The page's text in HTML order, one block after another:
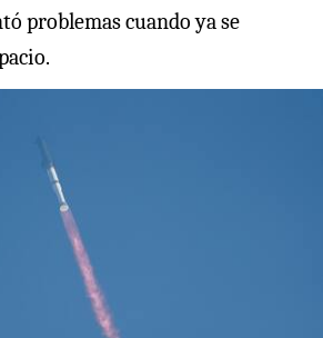
problemas cuando ya se